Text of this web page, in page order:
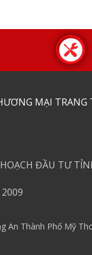
MẠI TRANG
ĐẦU TƯ
An Thành Phố Mỹ